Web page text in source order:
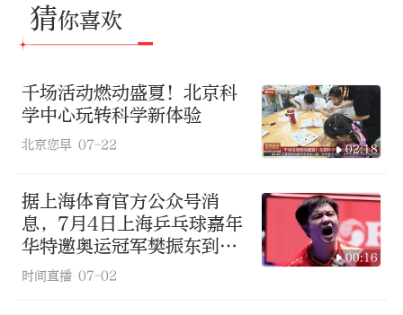
猜你喜欢
千场活动燃动盛夏！北京科
学中心玩转科学新体验
北京您早 07-22 02:18
据上海体育官方公众号消
息，7月4日上海乒乓球嘉年
华特邀奥运冠军樊振东到场
倾情助阵
时间直播 07-02
00:16